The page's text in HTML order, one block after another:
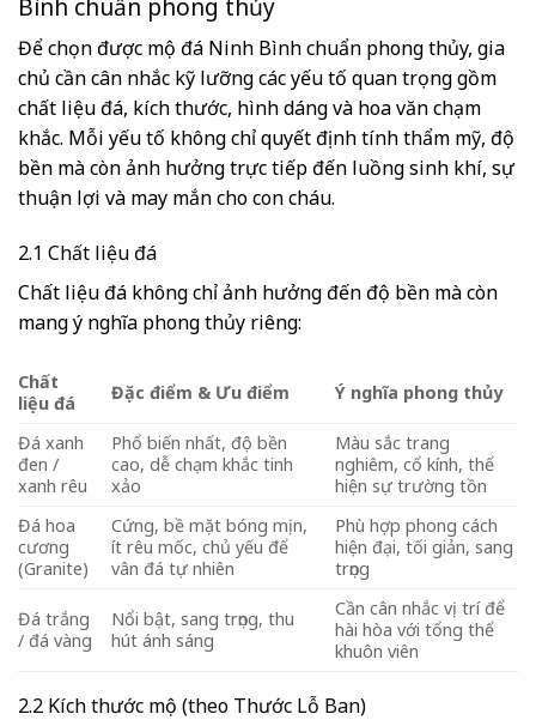
Bình chuẩn phong thủy
Để chọn được mộ đá Ninh Bình chuẩn phong thủy, gia
chủ cần cân nhắc kỹ lưỡng các yếu tố quan trọng gồm
chất liệu đá, kích thước, hình dáng và hoa văn chạm
khắc. Mỗi yếu tố không chỉ quyết định tính thẩm mỹ, độ
bền mà còn ảnh hưởng trực tiếp đến luồng sinh khí, sự
thuận lợi và may mắn cho con cháu.
2.1 Chất liệu đá
Chất liệu đá không chỉ ảnh hưởng đến độ bền mà còn
mang ý nghĩa phong thủy riêng:
Chất
liệu đá
Đặc điểm & Ưu điểm Ý nghĩa phong thủy
Đá xanh
đen /
xanh rêu
Phổ biến nhất, độ bền
cao, dễ chạm khắc tinh
xảo
Màu sắc trang
nghiêm, cổ kính, thể
hiện sự trường tồn
Đá hoa
cương
(Granite)
Cứng, bề mặt bóng mịn,
ít rêu mốc, chủ yếu để
vân đá tự nhiên
Phù hợp phong cách
hiện đại, tối giản, sang
trọng
Đá trắng
/ đá vàng
Nổi bật, sang trọng, thu
hút ánh sáng
Cần cân nhắc vị trí để
hài hòa với tổng thể
khuôn viên
2.2 Kích thước mộ (theo Thước Lỗ Ban)